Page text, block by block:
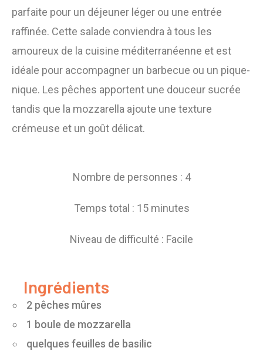
parfaite pour un déjeuner léger ou une entrée
raffinée. Cette salade conviendra à tous les
amoureux de la cuisine méditerranéenne et est
idéale pour accompagner un barbecue ou un pique-
nique. Les pêches apportent une douceur sucrée
tandis que la mozzarella ajoute une texture
crémeuse et un goût délicat.
Nombre de personnes : 4
Temps total : 15 minutes
Niveau de difficulté : Facile
Ingrédients
2 pêches mûres
1 boule de mozzarella
quelques feuilles de basilic